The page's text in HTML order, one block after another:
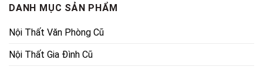
DANH MỤC SẢN PHẨM
Nội Thất Văn Phòng Cũ
Nội Thất Gia Đình Cũ